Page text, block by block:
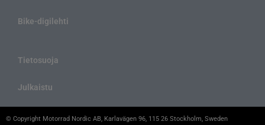
Bike-digilehti
Tietosuoja
Julkaistu
© Copyright Motorrad Nordic AB, Karlavägen 96, 115 26 Stockholm, Sweden